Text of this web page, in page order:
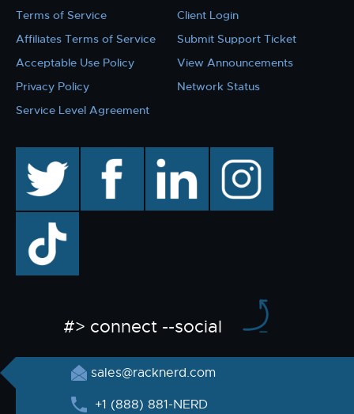
Terms of Service
Affiliates Terms of Service
Acceptable Use Policy
Privacy Policy
Service Level Agreement
Client Login
Submit Support Ticket
View Announcements
Network Status
facebook linkedin instagram
TikTok
#> connect --social
sales@racknerd.com
+1 (888) 881-NERD